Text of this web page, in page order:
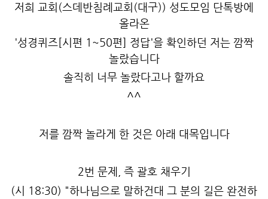
저희 교회(스데반침례교회(대구)) 성도모임 단톡방에
올라온
'성경퀴즈[시편 1~50편] 정답'을 확인하던 저는 깜짝
놀랐습니다
솔직히 너무 놀랐다고나 할까요
^^
저를 깜짝 놀라게 한 것은 아래 대목입니다
2번 문제, 즉 괄호 채우기
(시 18:30) "하나님으로 말하건대 그 분의 길은 완전하